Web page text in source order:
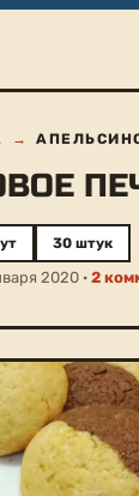
→
30 штук
2020 ·2